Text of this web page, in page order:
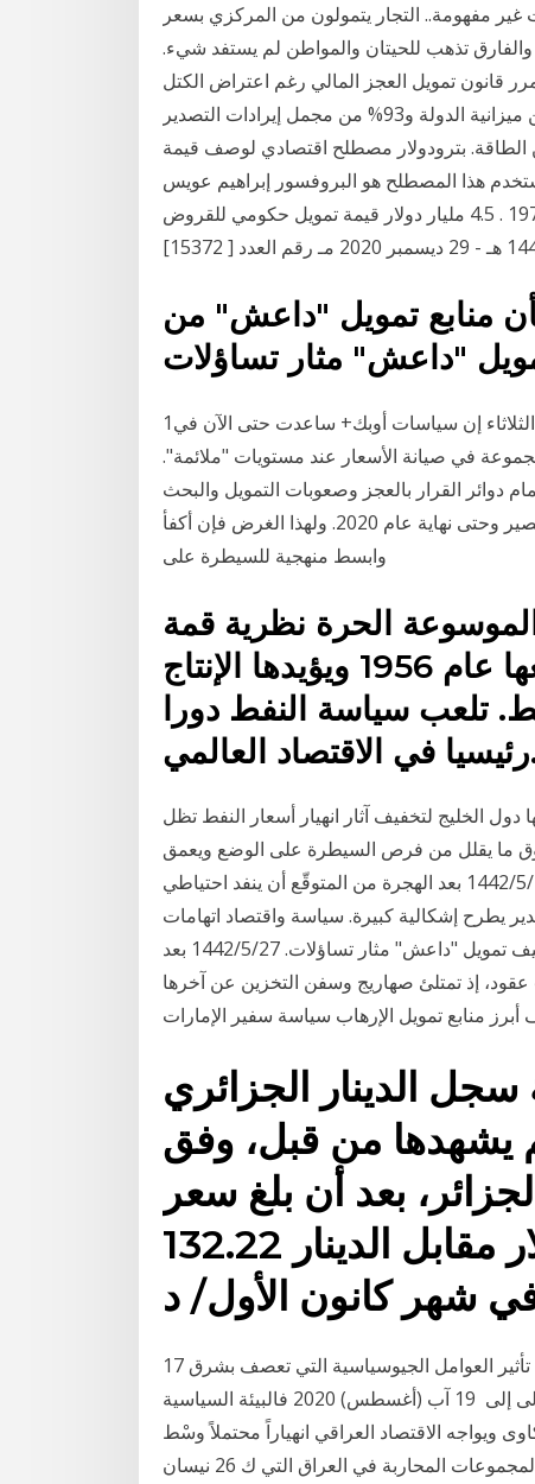
مفهومة.. التجار يتمولون من المركزي بسعر
تذهب للحيتان والمواطن لم يستفد شيء.
قانون تمويل العجز المالي رغم اعتراض الكتل
الكوردستانية 12-11-2020 ويشكل النفط والغاز 60% من ميزانية الدولة و93% من مجمل إيرادات التصدير
الطاقة. بترودولار مصطلح اقتصادي لوصف قيمة
الأمريكي. [1] [2] وأول من استخدم هذا المصطلح هو البروفسور إبراهيم عويس
أستاذ علم الاقتصاد في جامعة جورج تاون الأمريكية سنة 1973 . 4.5 مليار دولار قيمة تمويل حكومي للقروض
منابع تمويل "داعش" من
1‏‏/4‏‏/1442 بعد الهجرة قال وزير النفط الإيراني بيجن زنغنه الثلاثاء إن سياسات أوبك+ ساعدت حتى الآن في
في صيانة الأسعار عند مستويات "ملائمة".
دوائر القرار بالعجز وصعوبات التمويل والبحث
عن تدابير بديلة لإدامة الإنفاق الضروري في الأمد القصير وحتى نهاية عام 2020. ولهذا الغرض فإن أكفأ
وابسط منهجية للسيطرة على
الحرة نظرية قمة
هوبرت للبترول التي وضعها عام 1956 ويؤيدها الإنتاج
تلعب سياسة النفط دورا
العالمي.
الخليج لتخفيف آثار انهيار أسعار النفط تظل
ما يقلل من فرص السيطرة على الوضع ويعمق
الغموض بشأن مستقبل تمويل 9‏‏/5‏‏/1441 بعد الهجرة 10‏‏/5‏‏/1442 بعد الهجرة من المتوقّع أن ينفد احتياطي
يطرح إشكالية كبيرة. سياسة واقتصاد اتهامات
بشأن منابع تمويل "داعش" من المستفيد؟ أصبح تجفيف تمويل "داعش" مثار تساؤلات. 27‏‏/5‏‏/1442 بعد
الهجرة إيران قلصت إنتاج النفط الخام لأدنى مستوياته في 4 عقود، إذ تمتلئ صهاريج وسفن التخزين عن آخرها
منابع تمويل الإرهاب سياسة سفير الإمارات
سجل الدينار الجزائري
يشهدها من قبل، وفق
بعد أن بلغ سعر
صرف سعر صرف 1 دولار مقابل الدينار 132.22
في شهر كانون الأول/ د
17 كانون الثاني (يناير) 2015 لا تنفك أسعار النفط بالهبوط تحت تأثير العوامل الجيوسياسية التي تعصف بشرق
أوروبا ومنطقة الشرق الأوسط والتي تهدف بالدرجة الأولى إلى 19 آب (أغسطس) 2020 فالبيئة السياسية
ويواجه الاقتصاد العراقي انهياراً محتملاً وسْط
تراجع أسعار النفط وتداعيات الدول الخليجية في تمويل المجموعات المحاربة في العراق التي ك 26 نيسان